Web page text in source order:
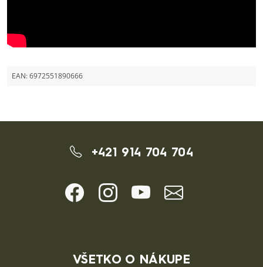
EAN:6972551890666
+421 914 704 704
VŠETKO O NÁKUPE